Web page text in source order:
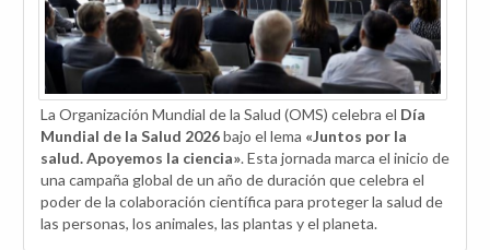
La Organización Mundial de la Salud (OMS) celebra el Día
Mundial de la Salud 2026bajo el lema «Juntos por la
salud. Apoyemos la ciencia». Esta jornada marca el inicio de
una campaña global de un año de duración que celebra el
poder de la colaboración científica para proteger la salud de
las personas, los animales, las plantas y el planeta.